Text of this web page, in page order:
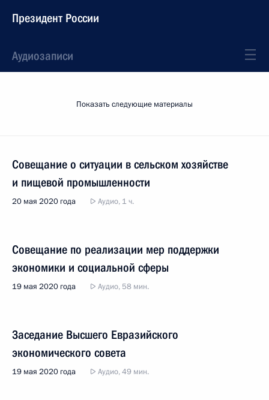
Президент России
Аудиозаписи
Показать следующие материалы
Совещание о ситуации в сельском хозяйстве
и пищевой промышленности
20 мая 2020 года Аудио, 1 ч.
Совещание по реализации мер поддержки
экономики и социальной сферы
19 мая 2020 года Аудио, 58 мин.
Заседание Высшего Евразийского
экономического совета
19 мая 2020 года Аудио, 49 мин.